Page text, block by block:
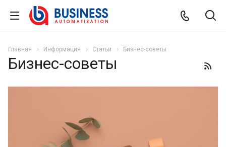
Главная Информация Статьи Бизнес-советы
Бизнес-советы